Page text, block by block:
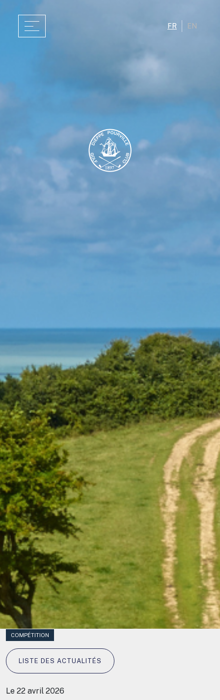
FR EN
COMPÉTITION
LISTE DES ACTUALITÉS
Le 22 avril 2026